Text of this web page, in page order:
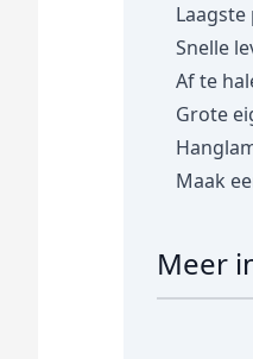
Snelle
Af te
Grote
Maak
Meer